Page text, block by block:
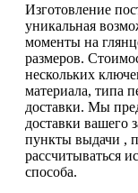
Изготовление
уникальная
моменты на
размеров.
нескольких
материала, типа
доставки. Мы
доставки вашего
пункты выдачи ,
рассчитываться
способа.